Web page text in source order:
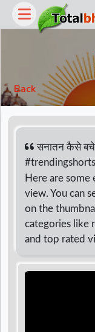
Back
सनातन कैसे
Here are
view. You can
on the
categories like
and top rated